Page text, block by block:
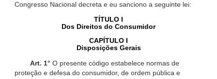
Congresso Nacional decreta e eu sanciono a seguinte lei:
TÍTULO I
Dos Direitos do Consumidor
CAPÍTULO I
Disposições Gerais
Art. 1° O presente código estabelece normas de
proteção e defesa do consumidor, de ordem pública e